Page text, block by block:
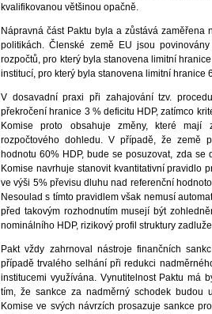
kvalifikovanou většinou opačně.
Nápravná část Paktu byla a zůstává
politikách. Členské země EU jsou
rozpočtů, pro který byla stanovena limitní
institucí, pro který byla stanovena limitní hranice
V dosavadní praxi při zahajování tzv.
překročení hranice 3 % deficitu HDP, zatímco
Komise proto obsahuje změny, které mají
rozpočtového dohledu. V případě, že země
hodnotu 60% HDP, bude se posuzovat, zda
Komise navrhuje stanovit kvantitativní pravidlo
ve výši 5% převisu dluhu nad referenční
Nesoulad s tímto pravidlem však nemusí
před takovým rozhodnutím musejí být
nominálního HDP, rizikový profil struktury
Pakt vždy zahrnoval nástroje finančních
případě trvalého selhání při redukci
institucemi využívána. Vynutitelnost Paktu má
tím, že sankce za nadměrný schodek budou
Komise ve svých návrzích prosazuje sankce